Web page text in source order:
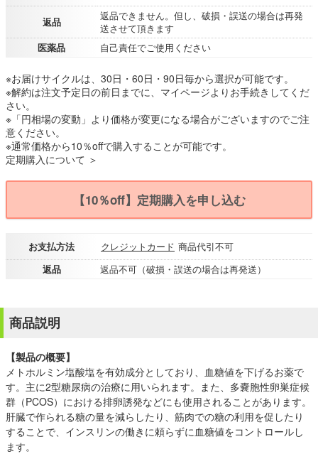
返品
返品できません。但し、破損・誤送の場合は再発
送させて頂きます
医薬品
自己責任でご使用ください
※お届けサイクルは、30日・60日・90日毎から選択が可能です。
※解約は注文予定日の前日までに、マイページよりお手続きしてくだ
さい。
※「円相場の変動」より価格が変更になる場合がございますのでご注
意ください。
※通常価格から10％offで購入することが可能です。
定期購入について ＞
【10％off】定期購入を申し込む
お支払方法 クレジットカード 商品代引不可
返品
返品不可（破損・誤送の場合は再発送）
商品説明
【製品の概要】
メトホルミン塩酸塩を有効成分としており、血糖値を下げるお薬で
す。主に2型糖尿病の治療に用いられます。また、多嚢胞性卵巣症候
群（PCOS）における排卵誘発などにも使用されることがあります。
肝臓で作られる糖の量を減らしたり、筋肉での糖の利用を促したり
することで、インスリンの働きに頼らずに血糖値をコントロールし
ます。